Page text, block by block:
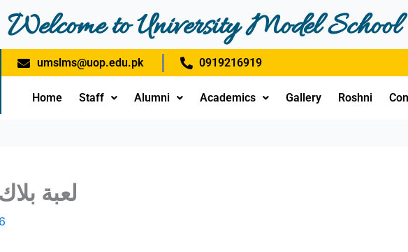
Welcome to University Model School
umslms@uop.edu.pk 0919216919
Home Staff Alumni Academics Gallery Roshni
لعبة